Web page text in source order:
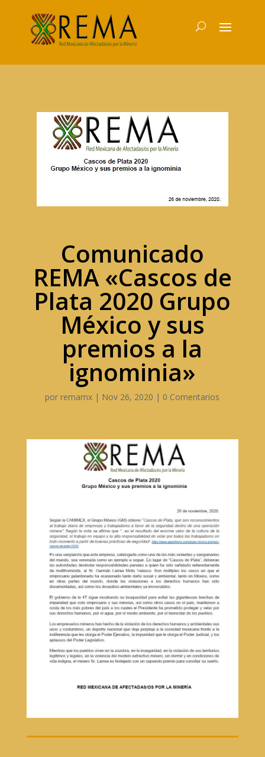
Comunicado
REMA «Cascos de
Plata 2020 Grupo
México y sus
premios a la
ignominia»
por remamx | Nov 26, 2020 | 0 Comentarios